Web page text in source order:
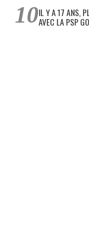
IL Y A 17 ANS,
AVEC LA PSP